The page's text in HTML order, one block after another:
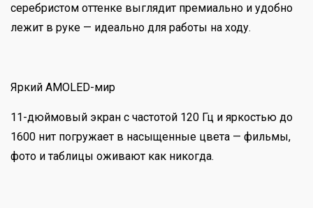
серебристом оттенке выглядит премиально и удобно
лежит в руке — идеально для работы на ходу.
Яркий AMOLED-мир
11-дюймовый экран с частотой 120 Гц и яркостью до
1600 нит погружает в насыщенные цвета — фильмы,
фото и таблицы оживают как никогда.